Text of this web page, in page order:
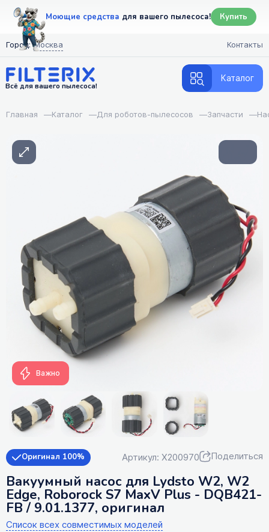
Моющие средства для вашего пылесоса! Купить
Город: Москва Контакты
Всё для вашего пылесоса!
Каталог
Главная —Каталог —Для роботов-пылесосов —Запчасти —
Важно
Оригинал 100% Артикул: X200970 Поделиться
Вакуумный насос для Lydsto W2, W2
Edge, Roborock S7 MaxV Plus - DQB421-
FB / 9.01.1377, оригинал
Список всех совместимых моделей